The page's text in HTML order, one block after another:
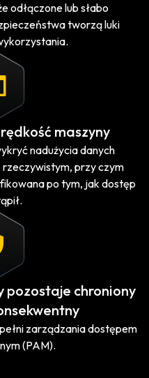
odłączone lub słabo
tworzą luki
maszyny
nadużycia danych
przy czym
po tym, jak dostęp
pozostaje chroniony
zarządzania dostępem
(PAM).